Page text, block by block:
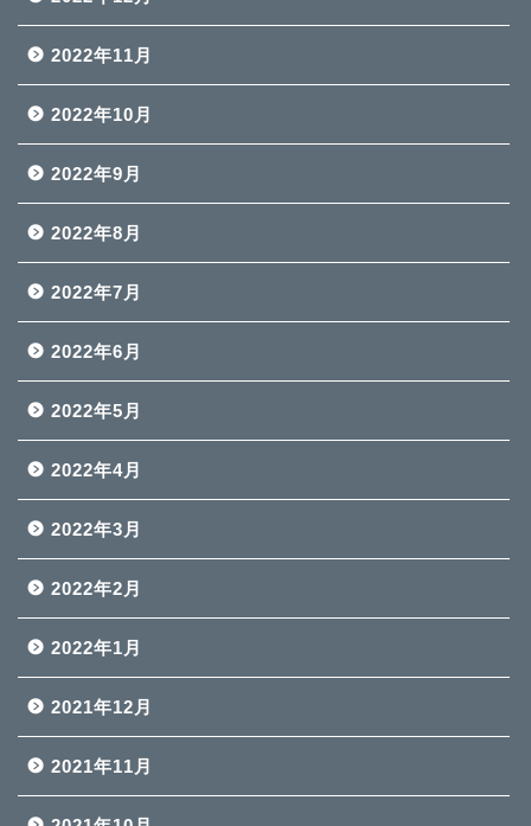
2022年11月
2022年10月
2022年9月
2022年8月
2022年7月
2022年6月
2022年5月
2022年4月
2022年3月
2022年2月
2022年1月
2021年12月
2021年11月